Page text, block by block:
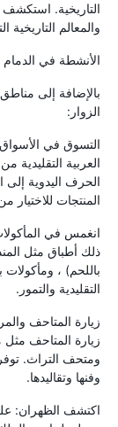
التاريخية. استكشف
والمعالم
الأنشطة في الدمام
بالإضافة إلى
الزوار:
التسوق في الأسواق
العربية
الحرف اليدوية
المنتجات للاختيار
انغمس في
ذلك أطباق مثل
باللحم) ،
التقليدية والتمور.
زيارة المتاحف
زيارة المتاحف
ومتحف التراث.
وفنها وتقاليدها.
اكتشف الظهران: